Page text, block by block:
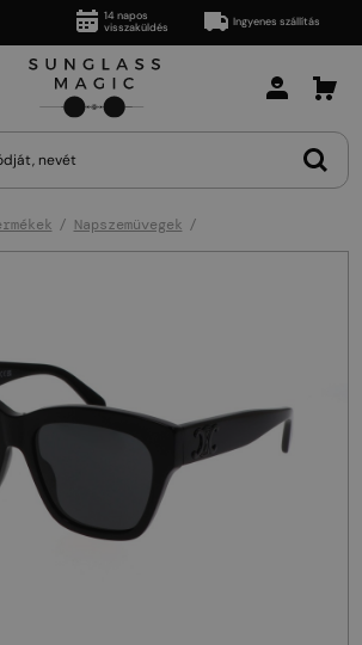
14 napos
visszaküldés
Ingyenes szállítás
Napszemüvegek